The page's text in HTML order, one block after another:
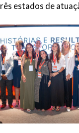
estados de